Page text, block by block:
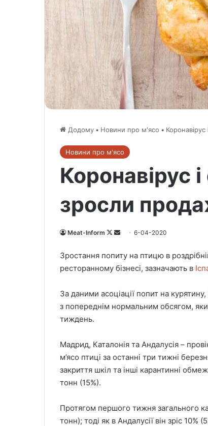
Додому • Новини про м'ясо •
Новини про м'ясо
Коронавірус
зросли
Meat-Inform
F
l
w
o
n
d
n
e
l
6-04-2020
Зростання попиту на птицю в
ресторанному бізнесі, зазначають в
За даними асоціації попит на
з попереднім нормальним обсягом,
тиждень.
Мадрид, Каталонія та Андалусія –
м’ясо птиці за останні три тижні
закриття шкіл та інші карантинні
тонн (15%).
Протягом першого тижня загального
тонн); тоді як в Андалусії він зріс